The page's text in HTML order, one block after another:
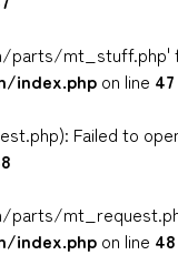
parts/
index.php on line 47
Failed to
parts/
index.php on line 48